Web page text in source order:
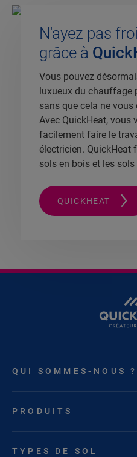
N'ayez pas
grâce à
Vous pouvez
luxueux du chauffage
sans que cela ne
Avec QuickHeat, vous
facilement faire le
électricien. QuickHeat
sols en bois et les
QUICKHEAT
QUI SOMMES-NOUS ?
PRODUITS
TYPES DE SOL